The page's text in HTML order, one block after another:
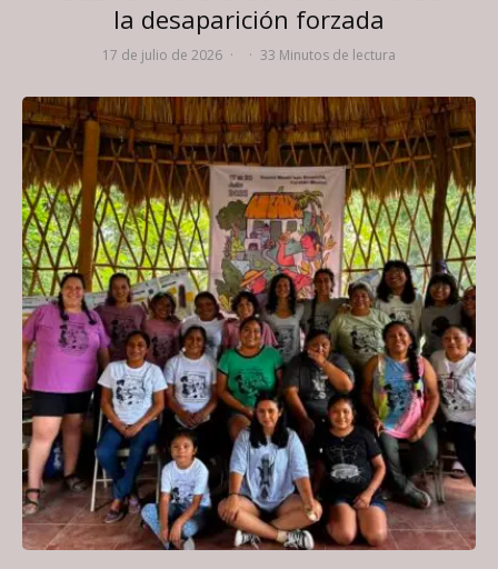
la desaparición forzada
17 de julio de 2026 · · 33 Minutos de lectura